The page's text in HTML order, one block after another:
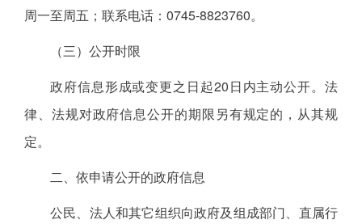
周一至周五；联系电话：0745-8823760。
（三）公开时限
政府信息形成或变更之日起20日内主动公开。法
律、法规对政府信息公开的期限另有规定的，从其规
定。
二、依申请公开的政府信息
公民、法人和其它组织向政府及组成部门、直属行